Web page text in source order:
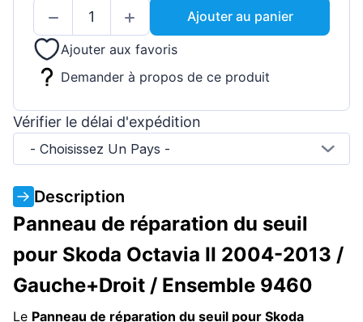
Ajouter au panier
Ajouter aux favoris
Demander à propos de ce produit
Vérifier le délai d'expédition
- Choisissez Un Pays -
Description
Panneau de réparation du seuil
pour Skoda Octavia II 2004-2013 /
Gauche+Droit / Ensemble 9460
Le Panneau de réparation du seuil pour Skoda